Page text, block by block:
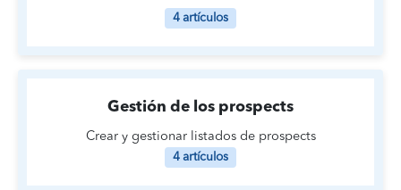
4 artículos
Gestión de los prospects
Crear y gestionar listados de prospects
4 artículos